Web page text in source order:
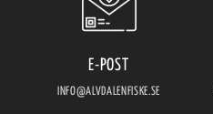
E-POST
INFO@ALVDALENFISKE.SE